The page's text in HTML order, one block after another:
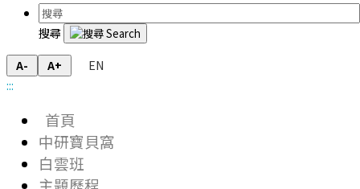
搜尋
A- A+
EN
:::
首頁
中研寶貝窩
白雲班
主題歷程